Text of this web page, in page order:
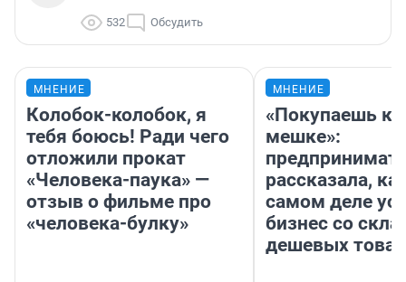
532 Обсудить
МНЕНИЕ
Колобок-колобок, я
тебя боюсь! Ради чего
отложили прокат
«Человека-паука» —
отзыв о фильме про
«человека-булку»
МНЕНИЕ
«Покупаешь
мешке»:
рассказала,
самом деле
бизнес со
дешевых